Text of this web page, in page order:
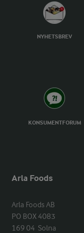
NYHETSBREV
KONSUMENTFORUM
Arla Foods
Arla Foods AB
PO BOX 4083
169 04  Solna